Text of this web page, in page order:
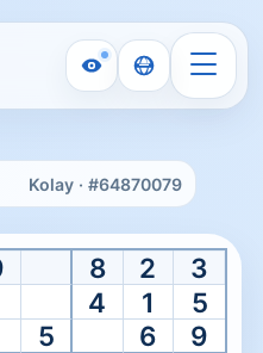
Sudoku
üzerinde çözmek için
Kolay · #64870079
8 2
3
4 1
5
5 6
9